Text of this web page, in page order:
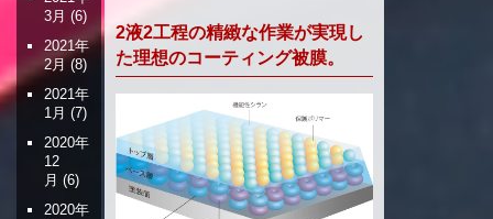
2液2工程の精緻な作業が実現し
た理想のコーティング被膜。
3月 (6)
2021年
2月(8)
2021年
1月 (7)
2020年
12
月 (6)
2020年